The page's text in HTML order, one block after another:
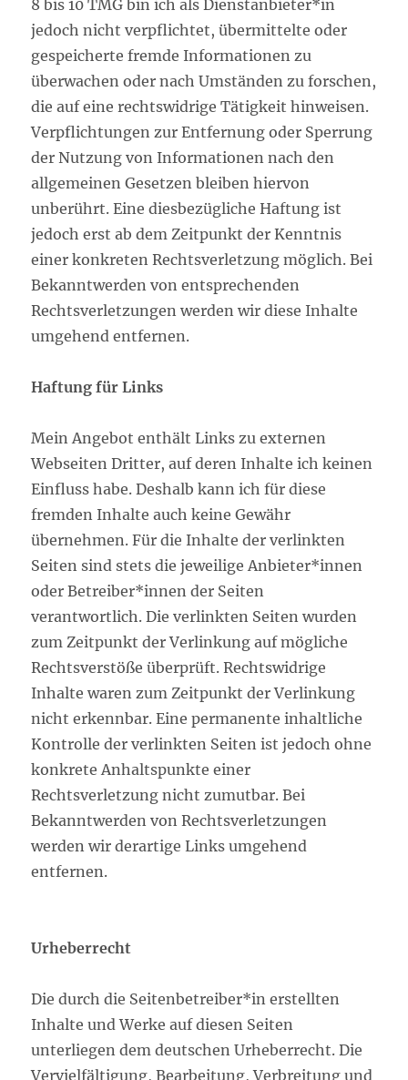
8 bis 10 TMG bin ich als Dienstanbieter*in
jedoch nicht verpflichtet, übermittelte oder
gespeicherte fremde Informationen zu
überwachen oder nach Umständen zu forschen,
die auf eine rechtswidrige Tätigkeit hinweisen.
Verpflichtungen zur Entfernung oder Sperrung
der Nutzung von Informationen nach den
allgemeinen Gesetzen bleiben hiervon
unberührt. Eine diesbezügliche Haftung ist
jedoch erst ab dem Zeitpunkt der Kenntnis
einer konkreten Rechtsverletzung möglich. Bei
Bekanntwerden von entsprechenden
Rechtsverletzungen werden wir diese Inhalte
umgehend entfernen.
Haftung für Links
Mein Angebot enthält Links zu externen
Webseiten Dritter, auf deren Inhalte ich keinen
Einfluss habe. Deshalb kann ich für diese
fremden Inhalte auch keine Gewähr
übernehmen. Für die Inhalte der verlinkten
Seiten sind stets die jeweilige Anbieter*innen
oder Betreiber*innen der Seiten
verantwortlich. Die verlinkten Seiten wurden
zum Zeitpunkt der Verlinkung auf mögliche
Rechtsverstöße überprüft. Rechtswidrige
Inhalte waren zum Zeitpunkt der Verlinkung
nicht erkennbar. Eine permanente inhaltliche
Kontrolle der verlinkten Seiten ist jedoch ohne
konkrete Anhaltspunkte einer
Rechtsverletzung nicht zumutbar. Bei
Bekanntwerden von Rechtsverletzungen
werden wir derartige Links umgehend
entfernen.
Urheberrecht
Die durch die Seitenbetreiber*in erstellten
Inhalte und Werke auf diesen Seiten
unterliegen dem deutschen Urheberrecht. Die
Vervielfältigung, Bearbeitung, Verbreitung und